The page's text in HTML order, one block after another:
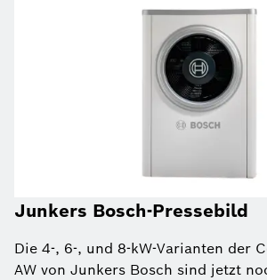
Junkers Bosch-Pressebild
Die 4-, 6-, und 8-kW-Varianten der
AW von Junkers Bosch sind jetzt